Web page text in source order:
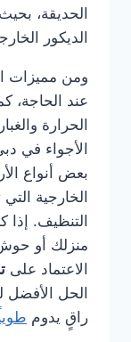
الحديقة،
الديكور
ومن مميزات
عند الحاجة،
الحرارة
الأجواء في
بعض أنواع
الخارجية
التنظيف.
منزلك أو حوش
الاعتماد على
الحل
راقٍ يدوم